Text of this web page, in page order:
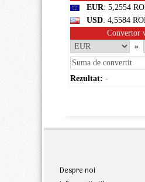
EUR: 5,2554
USD: 4,5584
Convertor
»
Rezultat: -
Despre noi